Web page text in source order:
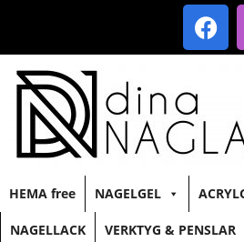
HEMA free NAGELGEL
NAGELLACK VERKTYG & PENSLAR